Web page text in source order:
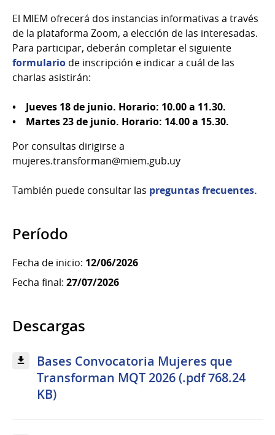
El MIEM ofrecerá dos instancias informativas a través
de la plataforma Zoom, a elección de las interesadas.
Para participar, deberán completar el siguiente
formulario de inscripción e indicar a cuál de las
charlas asistirán:
• Jueves 18 de junio. Horario: 10.00 a 11.30.
• Martes 23 de junio. Horario: 14.00 a 15.30.
Por consultas dirigirse a
mujeres.transforman@miem.gub.uy
También puede consultar las preguntas frecuentes.
Período
Fecha de inicio: 12/06/2026
Fecha final: 27/07/2026
Descargas
Bases Convocatoria Mujeres que
Transforman MQT 2026 (.pdf 768.24
KB)